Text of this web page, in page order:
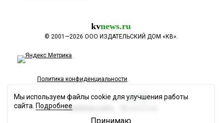
kvnews.ru
© 2001—2026 ООО ИЗДАТЕЛЬСКИЙ ДОМ «КВ».
Политика конфиденциальности
Разработка сайта
Мы используем файлы cookie для улучшения работы
сайта. Подробнее
Принимаю